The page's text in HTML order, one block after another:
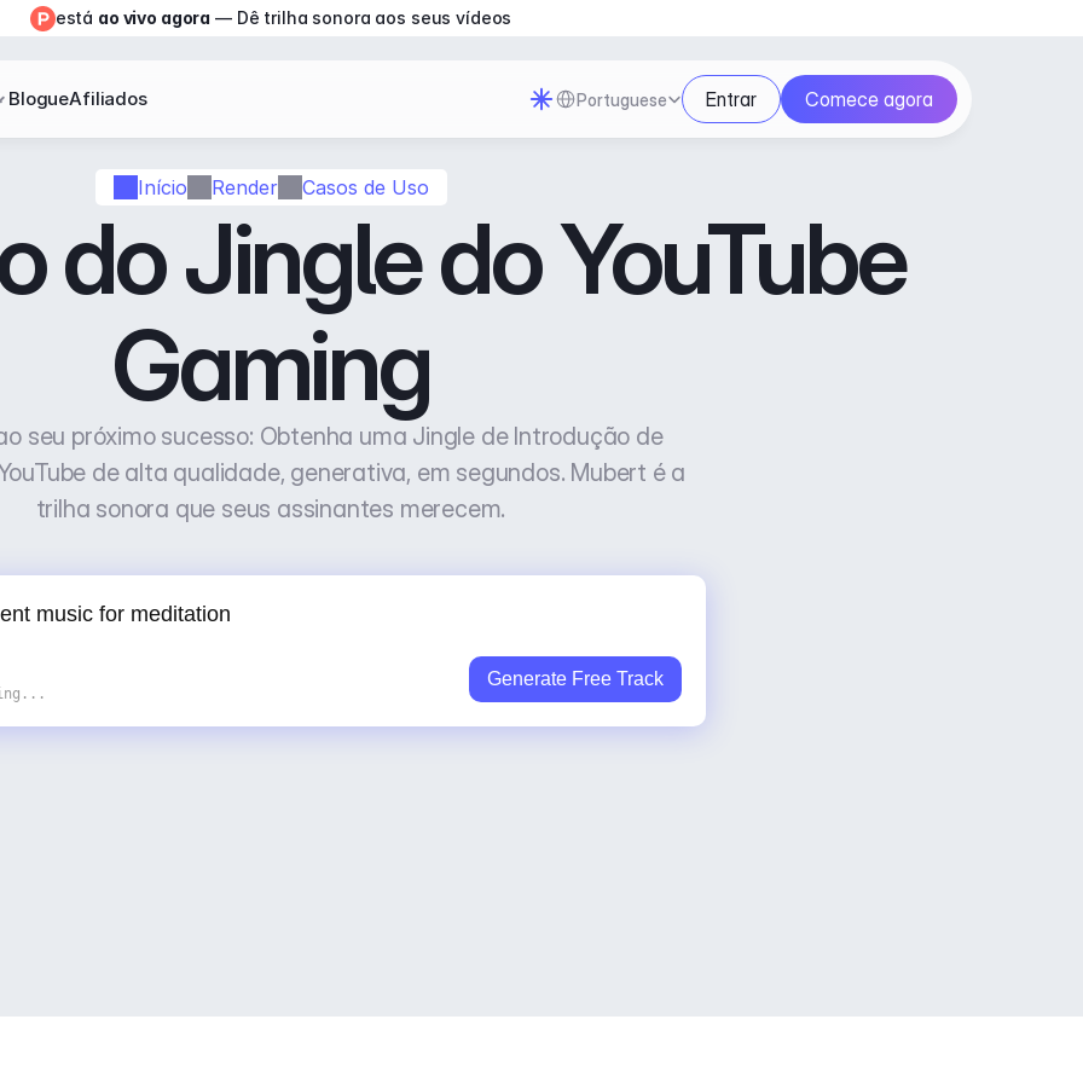
Início Render Casos de Uso
do Jingle do YouTube
Gaming
seu próximo sucesso: Obtenha uma Jingle de Introdução de
de alta qualidade, generativa, em segundos. Mubert é a
trilha sonora que seus assinantes merecem.
Generate Free Track
está ao vivo agora — Dê trilha sonora aos seus vídeos
BlogueAfiliados Select Language
Portuguese Entrar Comece agora